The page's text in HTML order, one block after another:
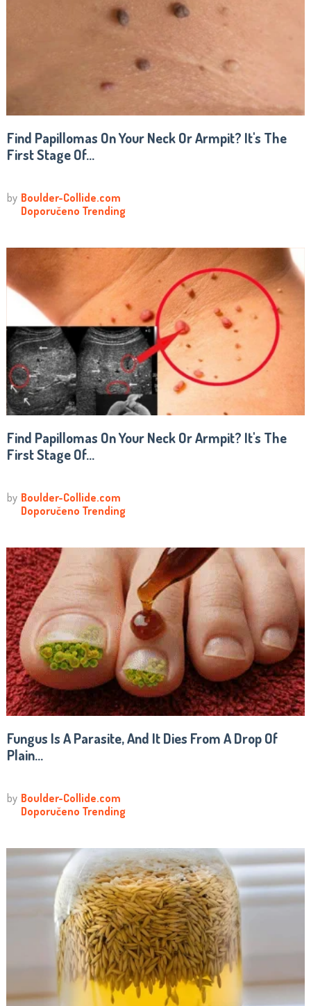
Find Papillomas On Your Neck Or Armpit? It's The
First Stage Of...
Find Papillomas On Your Neck Or Armpit? It's The
First Stage Of...
Fungus Is A Parasite, And It Dies From A Drop Of
Plain...